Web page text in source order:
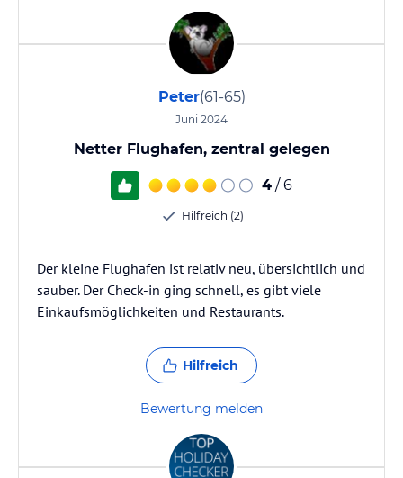
Peter(61-65)
Juni 2024
Netter Flughafen, zentral gelegen
4 / 6
Hilfreich (2)
Der kleine Flughafen ist relativ neu, übersichtlich und
sauber. Der Check-in ging schnell, es gibt viele
Einkaufsmöglichkeiten und Restaurants.
Hilfreich
Bewertung melden